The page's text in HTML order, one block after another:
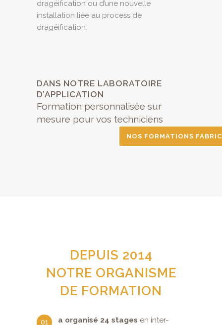
dragéification ou d’une nouvelle
installation liée au process de
dragéification.
DANS NOTRE LABORATOIRE
D’APPLICATION
Formation personnalisée sur
mesure pour vos techniciens
NOS FORMATIONS
DEPUIS 2014
NOTRE ORGANISME
DE FORMATION
a organisé 24 stages en inter-